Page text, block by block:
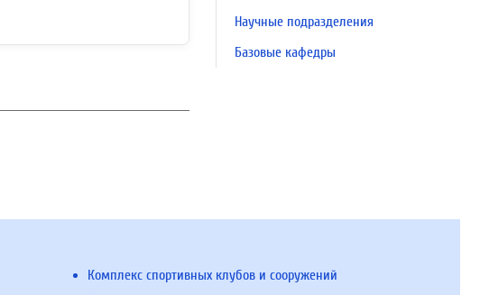
Научные подразделения
Базовые кафедры
Комплекс спортивных клубов и сооружений